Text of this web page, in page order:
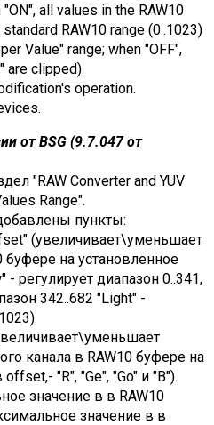
all values ​​in the RAW10
RAW10 range (0..1023)
Value" range; when "OFF",
are clipped).
operation.
от BSG (9.7.047 от
"RAW Converter and YUV
Range".
пункты:
(увеличивает\уменьшает
буфере на установленное
регулирует диапазон 0..341,
342..682 "Light" -
канала в RAW10 буфере на
"R", "Ge", "Go" и "B").
значение в в RAW10
значение в в